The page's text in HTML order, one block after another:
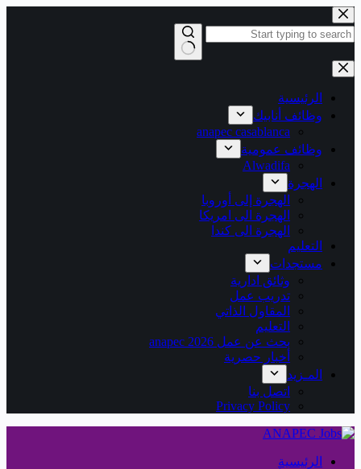
التجاوز
إلى
المحتوى
نتائج
الرئيسية
وظائف أنابيك
anapec casablanca
وظائف عمومية
Alwadifa
الهجرة
الهجرة إلى أوروبا
الهجرة الى امريكا
الهجرة الى كندا
التعليم
مستجدات
وثائق ادارية
تدريب عمل
المقاول الذاتي
التعليم
بحث عن عمل 2026 anapec
أخبار حصرية
المـزيد
اتصل بنا
Privacy Policy
الرئيسية